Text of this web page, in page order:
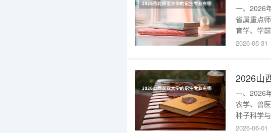
一、2026
省属重点
育学、学
（师范）
学、经济
2026-05-31
2026山
一、2026
农学、兽
种子科学
林、食品
2026-06-01